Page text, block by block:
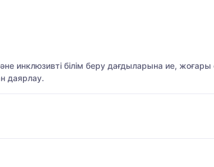
инклюзивті білім беру дағдыларына ие,
даярлау.